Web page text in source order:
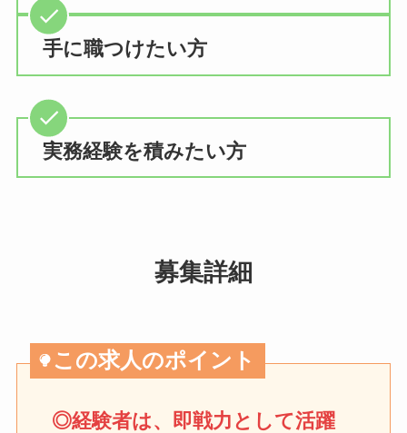
手に職つけたい方
実務経験を積みたい方
募集詳細
この求人のポイント
◎経験者は、即戦力として活躍